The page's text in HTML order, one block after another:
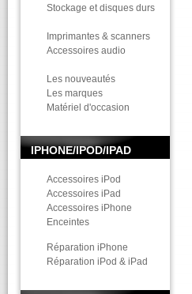
Stockage et disques durs
Imprimantes & scanners
Accessoires audio
Les nouveautés
Les marques
Matériel d'occasion
IPHONE/IPOD/IPAD
Accessoires iPod
Accessoires iPad
Accessoires iPhone
Enceintes
Réparation iPhone
Réparation iPod & iPad